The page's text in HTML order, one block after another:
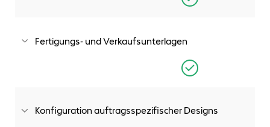
Fertigungs- und Verkaufsunterlagen
Automatische Erstellung von Fertigungs- und
Konfiguration auftragsspezifischer Designs